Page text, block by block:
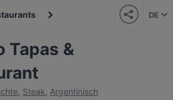
DE
Tapas &
, Steak, Argentinisch